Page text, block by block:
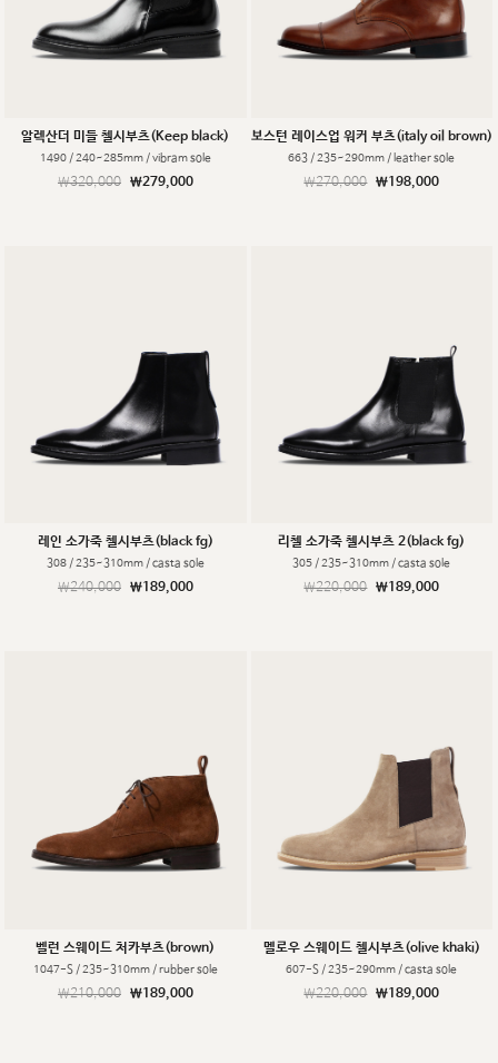
알렉산더 미들 첼시부츠(Keep black)
1490 / 240~285mm / vibram sole
￦320,000 ￦279,000
보스턴 레이스업 워커 부츠(italy oil brown)
663 / 235~290mm / leather sole
￦270,000 ￦198,000
레인 소가죽 첼시부츠(black fg)
308 / 235~310mm / casta sole
￦240,000 ￦189,000
리첼 소가죽 첼시부츠 2(black fg)
305 / 235~310mm / casta sole
￦220,000 ￦189,000
벨런 스웨이드 처카부츠(brown)
1047-S / 235~310mm / rubber sole
￦210,000 ￦189,000
멜로우 스웨이드 첼시부츠(olive khaki)
607-S / 235~290mm / casta sole
￦220,000 ￦189,000